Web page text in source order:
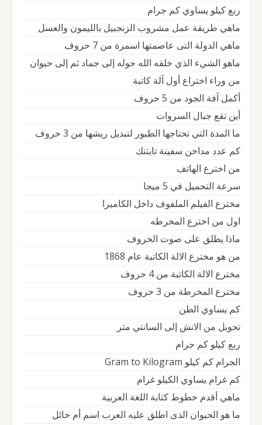
ربع كيلو يساوي كم جرام
ماهي طريقة عمل مشروب الزنجبيل بالليمون والعسل
ماهي الدولة التى عاصمتها اسمرة من 7 حروف
ماهو الشيء الذي خلقه الله حوله إلى جماد ثم إلى حيوان
من وراء اختراع أول آلة كاتبة
أكمل آفة الجود من 5 حروف
أين تقع جبال السروات
ما المدة التي تحتاجها الطيور لتبديل ريشها من 3 حروف
كم عدد مداخن سفينة تايتنك
من اخترع الهاتف
سرعة التحميل في 5 ميجا
مخترع الفيلم الملفوف داخل الكاميرا
اول من اخترع المخرطه
ماذا يطلق على صوت الخروف
من هو مخترع الالة الكاتبة عام 1868
مخترع الالة الكاتبة من 4 حروف
مخترع المخرطة من 3 حروف
كم يساوي الطن
تحويل من الانش إلى السانتي متر
ربع كيلو كم جرام
الجرام كم كيلو Gram to Kilogram
كم غرام يساوي الكيلو غرام
ماهي أقدم خطوط كتابة اللغة العربية
ما هو الحيوان الذى اطلق عليه العرب اسم أم حائل